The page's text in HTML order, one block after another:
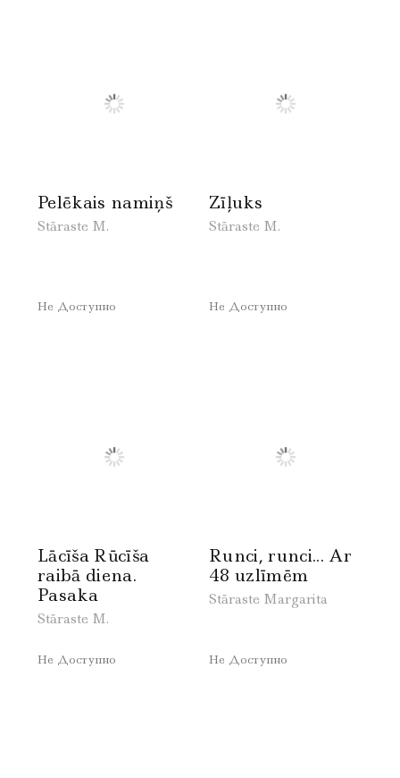
Pelēkais namiņš
Stāraste M.
Не Доступно
Zīļuks
Stāraste M.
Не Доступно
Lācīša Rūcīša
raibā diena.
Pasaka
Stāraste M.
Не Доступно
Runci, runci... Ar
48 uzlīmēm
Stāraste Margarita
Не Доступно